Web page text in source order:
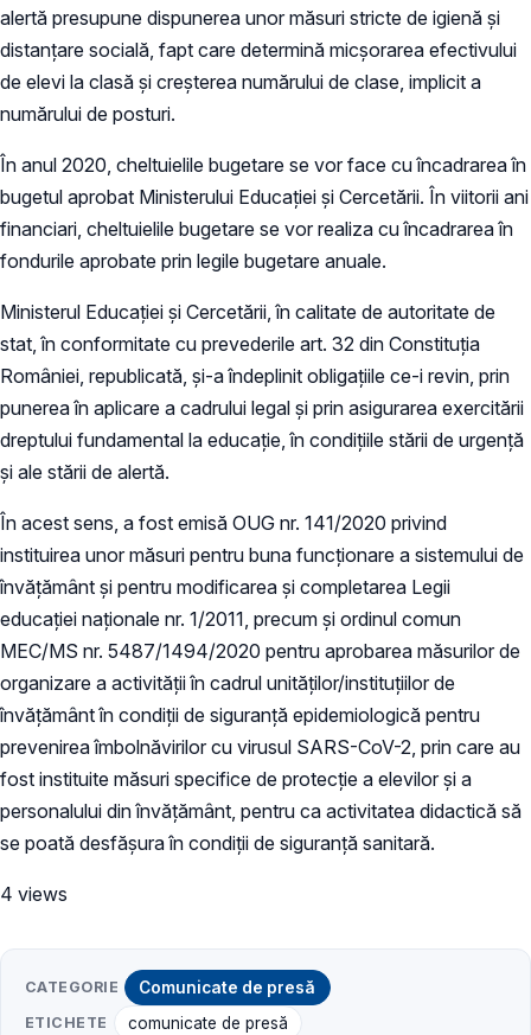
alertă presupune dispunerea unor măsuri stricte de igienă și
distanțare socială, fapt care determină micșorarea efectivului
de elevi la clasă și creșterea numărului de clase, implicit a
numărului de posturi.
În anul 2020, cheltuielile bugetare se vor face cu încadrarea în
bugetul aprobat Ministerului Educației și Cercetării. În viitorii ani
financiari, cheltuielile bugetare se vor realiza cu încadrarea în
fondurile aprobate prin legile bugetare anuale.
Ministerul Educației și Cercetării, în calitate de autoritate de
stat, în conformitate cu prevederile art. 32 din Constituția
României, republicată, și-a îndeplinit obligațiile ce-i revin, prin
punerea în aplicare a cadrului legal și prin asigurarea exercitării
dreptului fundamental la educație, în condițiile stării de urgență
și ale stării de alertă.
În acest sens, a fost emisă OUG nr. 141/2020 privind
instituirea unor măsuri pentru buna funcționare a sistemului de
învățământ și pentru modificarea și completarea Legii
educației naționale nr. 1/2011, precum și ordinul comun
MEC/MS nr. 5487/1494/2020 pentru aprobarea măsurilor de
organizare a activității în cadrul unităților/instituțiilor de
învățământ în condiții de siguranță epidemiologică pentru
prevenirea îmbolnăvirilor cu virusul SARS-CoV-2, prin care au
fost instituite măsuri specifice de protecție a elevilor și a
personalului din învățământ, pentru ca activitatea didactică să
se poată desfășura în condiții de siguranță sanitară.
4 views
CATEGORIE Comunicate de presă
ETICHETE comunicate de presă